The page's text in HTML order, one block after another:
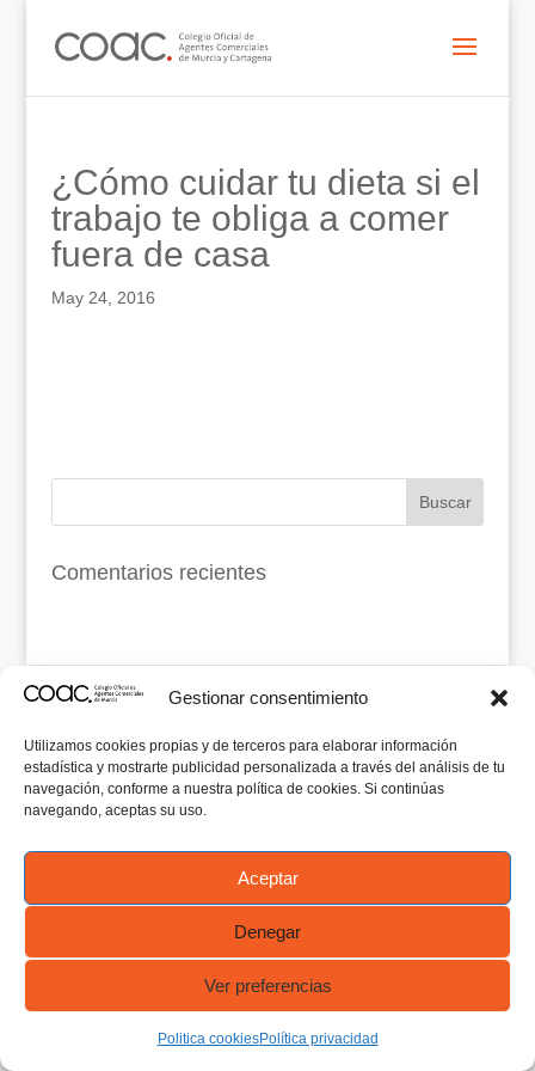
Gestionar consentimiento
Utilizamos cookies propias y de terceros para elaborar información
estadística y mostrarte publicidad personalizada a través del análisis de tu
navegación, conforme a nuestra política de cookies. Si continúas
navegando, aceptas su uso.
Aceptar
Denegar
Ver preferencias
Politica cookiesPolítica privacidad
¿Cómo cuidar tu dieta si el
trabajo te obliga a comer
fuera de casa
May 24, 2016
Comentarios recientes